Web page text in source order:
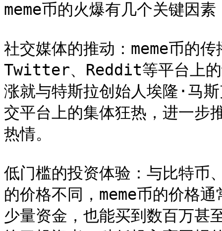
meme币的火爆有几个关键因素
社交媒体的推动：meme币的
Twitter、Reddit等平台上的
涨就与特斯拉创始人埃隆·马
交平台上的集体狂热，进一步
热情。
低门槛的投资体验：与比特币
的价格不同，meme币的价格
少量资金，也能买到数百万甚